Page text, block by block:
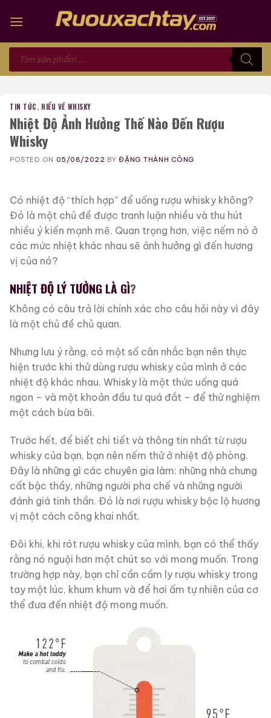
Tìm
kiếm
phẩm
TIN TỨC, HIỂU VỀ WHISKY
Nhiệt Độ Ảnh Hưởng Thế Nào Đến Rượu
Whisky
POSTED ON 05/08/2022 BYĐẶNG THÀNH CÔNG
Có nhiệt độ “thích hợp” để uống rượu whisky không?
Đó là một chủ đề được tranh luận nhiều và thu hút
nhiều ý kiến ​​mạnh mẽ. Quan trọng hơn, việc nếm nó ở
các mức nhiệt khác nhau sẽ ảnh hưởng gì đến hương
vị của nó?
NHIỆT ĐỘ LÝ TƯỞNG LÀ GÌ?
Không có câu trả lời chính xác cho câu hỏi này vì đây
là một chủ đề chủ quan.
Nhưng lưu ý rằng, có một số cân nhắc bạn nên thực
hiện trước khi thử dùng rượu whisky của mình ở các
nhiệt độ khác nhau. Whisky là một thức uống quá
ngon – và một khoản đầu tư quá đắt – để thử nghiệm
một cách bừa bãi.
Trước hết, để biết chi tiết và thông tin nhất từ ​​rượu
whisky của bạn, bạn nên nếm thử ở nhiệt độ phòng.
Đây là những gì các chuyên gia làm: những nhà chưng
cất bậc thầy, những người pha chế và những người
đánh giá tinh thần. Đó là nơi rượu whisky bộc lộ hương
vị một cách công khai nhất.
Đôi khi, khi rót rượu whisky của mình, bạn có thể thấy
rằng nó nguội hơn một chút so với mong muốn. Trong
trường hợp này, bạn chỉ cần cầm ly rượu whisky trong
tay một lúc, khum khum và để hơi ấm tự nhiên của cơ
thể đưa đến nhiệt độ mong muốn.